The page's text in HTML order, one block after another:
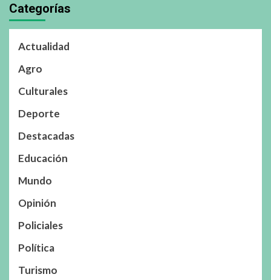
Categorías
Actualidad
Agro
Culturales
Deporte
Destacadas
Educación
Mundo
Opinión
Policiales
Política
Turismo